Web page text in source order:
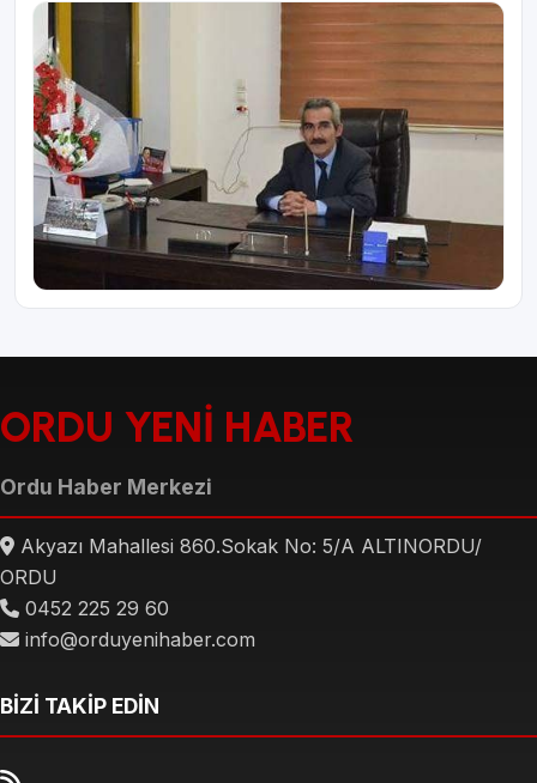
ORDU YENİ HABER
Ordu Haber Merkezi
Akyazı Mahallesi 860.Sokak No: 5/A ALTINORDU/
ORDU
0452 225 29 60
info@orduyenihaber.com
BİZİ TAKİP EDİN